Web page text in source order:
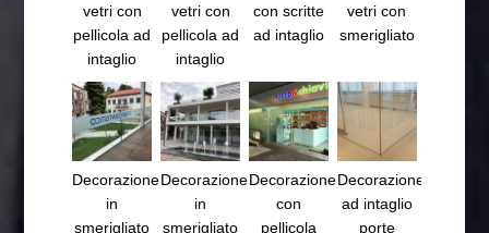
vetri con
pellicola ad
intaglio
vetri con
pellicola ad
intaglio
con scritte
ad intaglio
vetri con
smerigliato
Decorazione
in
smerigliato
Decorazione
in
smerigliato
Decorazione
con
pellicola
Decorazione
ad intaglio
porte